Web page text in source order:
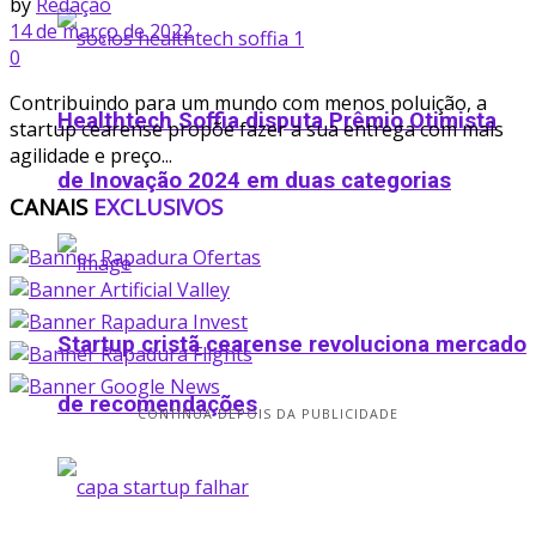
Healthtech Soffia disputa Prêmio Otimista
de Inovação 2024 em duas categorias
Startup cristã cearense revoluciona mercado
de recomendações
14 de março de 2022
0
Contribuindo para um mundo com menos poluição, a
startup cearense propõe fazer a sua entrega com mais
agilidade e preço...
CANAIS EXCLUSIVOS
CONTINUA DEPOIS DA PUBLICIDADE